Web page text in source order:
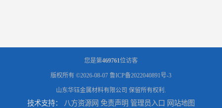
您是第469761位访客
版权所有 ©2026-08-07 鲁ICP备2022040891号-3
山东华钰金属材料有限公司 保留所有权利.
技术支持： 八方资源网 免责声明 管理员入口 网站地图